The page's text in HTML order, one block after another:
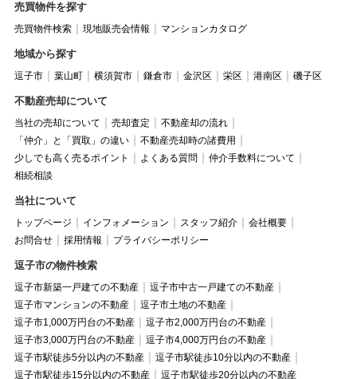
売買物件を探す
売買物件検索 現地販売会情報 マンションカタログ
地域から探す
逗子市 葉山町 横須賀市 鎌倉市 金沢区 栄区 港南区 磯子区
不動産売却について
当社の売却について 売却査定
不動産却の流れ
「仲介」と「買取」の違い
不動産売却時の諸費用
少しでも高く売るポイント
よくある質問
仲介手数料について
相続相談
当社について
トップページ インフォメーション スタッフ紹介
会社概要
お問合せ
採用情報 プライバシーポリシー
逗子市の物件検索
逗子市新築一戸建ての不動産
逗子市中古一戸建ての不動産
逗子市マンションの不動産
逗子市土地の不動産
逗子市1,000万円台の不動産
逗子市2,000万円台の不動産
逗子市3,000万円台の不動産
逗子市4,000万円台の不動産
逗子市駅徒歩5分以内の不動産
逗子市駅徒歩10分以内の不動産
逗子市駅徒歩15分以内の不動産
逗子市駅徒歩20分以内の不動産